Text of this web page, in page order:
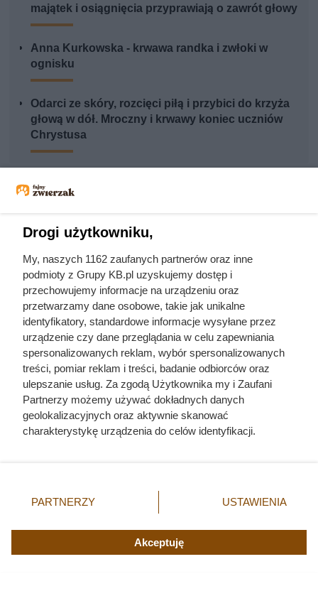
majątek i osiągnięcia przyprawiają o zawrót głowy
Anna Kurkowska - krwawa randka i zwłoki w
ognisku
Odarci ze skóry, rozcięci piłą i przybici do krzyża
głową w dół. Mroczny i krwawy koniec uczniów
Chrystusa
Kat w spódnicy. Najokrutniejsza
nadzorczyni Auschwitz przed
egzekucją wykrzyknęła „Niech
Drogi użytkowniku,
My, naszych 1162 zaufanych partnerów oraz inne
podmioty z Grupy KB.pl uzyskujemy dostęp i
przechowujemy informacje na urządzeniu oraz
przetwarzamy dane osobowe, takie jak unikalne
identyfikatory, standardowe informacje wysyłane przez
urządzenie czy dane przeglądania w celu zapewniania
spersonalizowanych reklam, wybór spersonalizowanych
treści, pomiar reklam i treści, badanie odbiorców oraz
ulepszanie usług. Za zgodą Użytkownika my i Zaufani
Partnerzy możemy używać dokładnych danych
geolokalizacyjnych oraz aktywnie skanować
charakterystykę urządzenia do celów identyfikacji.
zmienić/wycofać klikając przycisk ustawień prywatności
znajdujący się w lewym dolnym rogu strony. Niektóre
użytkownika, ale masz prawo sprzeciwić się takiemu
przetwarzaniu. Preferencje będą miały zastosowania tylko
PARTNERZY USTAWIENIA
Akceptuję